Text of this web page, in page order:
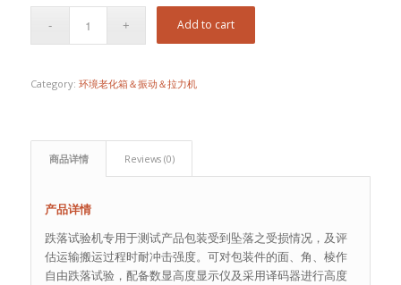
Add to cart
Category: 环境老化箱＆振动＆拉力机
商品详情 Reviews (0)
产品详情
跌落试验机专用于测试产品包装受到坠落之受损情况，及评
估运输搬运过程时耐冲击强度。可对包装件的面、角、棱作
自由跌落试验，配备数显高度显示仪及采用译码器进行高度